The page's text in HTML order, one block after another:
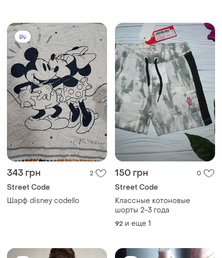
343 грн 2
Street Code
Шарф disney codello
150 грн 0
Street Code
Классные котоновые
шорты 2-3 года
92 и еще 1